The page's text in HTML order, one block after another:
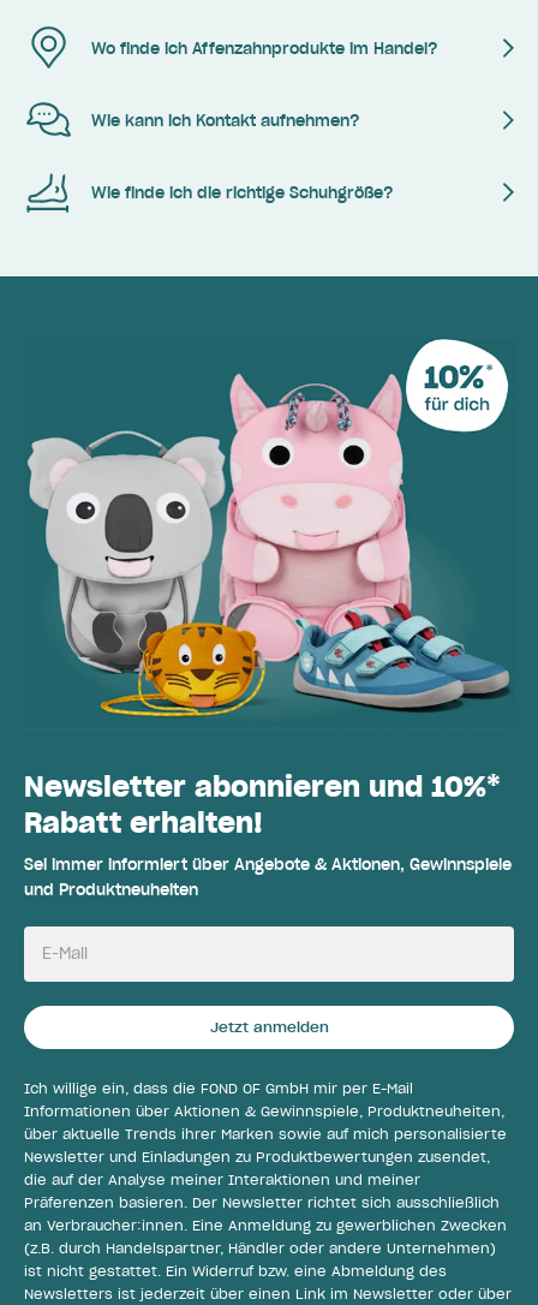
Wo finde ich Affenzahnprodukte im Handel?
Wie kann ich Kontakt aufnehmen?
Wie finde ich die richtige Schuhgröße?
Newsletter abonnieren und 10%*
Rabatt erhalten!
Sei immer informiert über Angebote & Aktionen, Gewinnspiele
und Produktneuheiten
E-Mail
Jetzt anmelden
Ich willige ein, dass die FOND OF GmbH mir per E-Mail
Informationen über Aktionen & Gewinnspiele, Produktneuheiten,
über aktuelle Trends ihrer Marken sowie auf mich personalisierte
Newsletter und Einladungen zu Produktbewertungen zusendet,
die auf der Analyse meiner Interaktionen und meiner
Präferenzen basieren. Der Newsletter richtet sich ausschließlich
an Verbraucher:innen. Eine Anmeldung zu gewerblichen Zwecken
(z.B. durch Handelspartner, Händler oder andere Unternehmen)
ist nicht gestattet. Ein Widerruf bzw. eine Abmeldung des
Newsletters ist jederzeit über einen Link im Newsletter oder über